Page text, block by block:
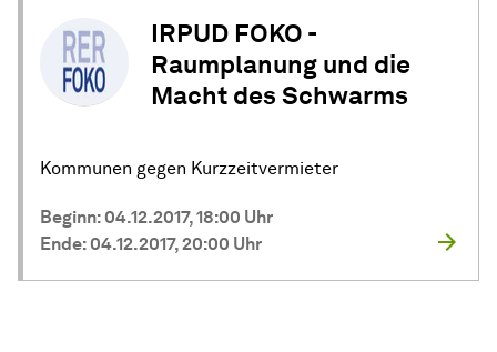
IRPUD FOKO -
Raumplanung und die
Macht des Schwarms
Kommunen gegen Kurzzeitvermieter
Beginn: 04.12.2017, 18:00 Uhr
Ende: 04.12.2017, 20:00 Uhr